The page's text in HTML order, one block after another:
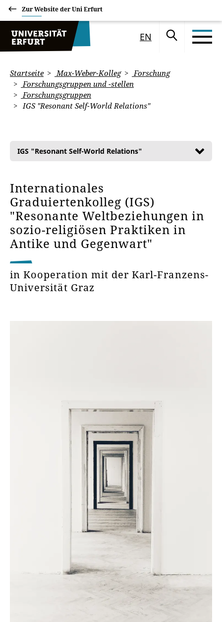
Zur Website der Uni Erfurt
EN
Startseite Max-Weber-Kolleg
Forschung
Forschungsgruppen und -stellen
Forschungsgruppen
IGS "Resonant Self-World Relations"
IGS "Resonant Self-World Relations"
Internationales
Graduiertenkolleg (IGS)
"Resonante Weltbeziehungen in
sozio-religiösen Praktiken in
Antike und Gegenwart"
in Kooperation mit der Karl-Franzens-
Universität Graz